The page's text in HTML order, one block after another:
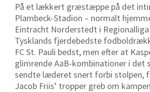
På et lækkert græstæppe på det
Plambeck-Stadion – normalt
Eintracht Norderstedt i
Tysklands fjerdebedste
FC St. Pauli bedst, men efter at
glimrende AaB-kombinationer i det
sendte læderet snert forbi stolpen,
Jacob Friis’ tropper greb om